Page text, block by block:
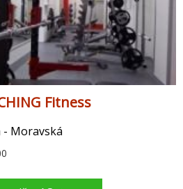
Fitness
- Moravská